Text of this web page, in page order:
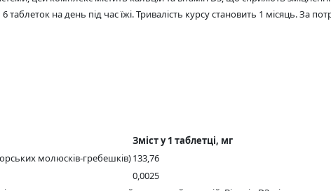
на день під час їжі. Тривалість курсу становить 1 місяць. За
Зміст у 1 таблетці, мг
молюсків-гребешків)133,76
0,0025